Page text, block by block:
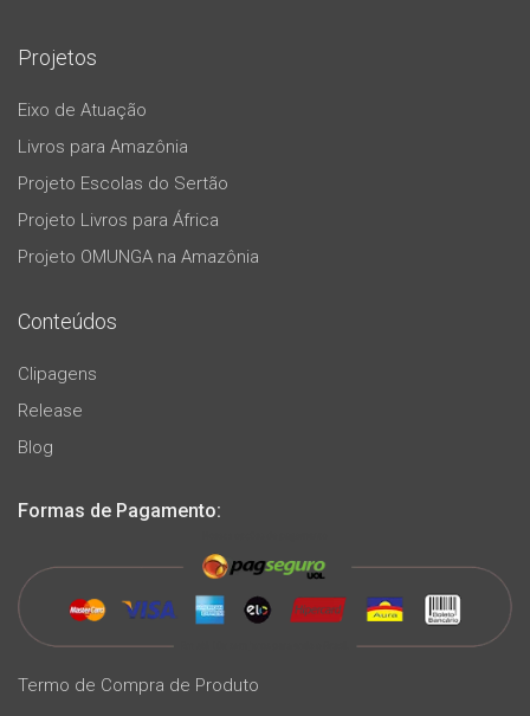
Projetos
Eixo de Atuação
Livros para Amazônia
Projeto Escolas do Sertão
Projeto Livros para África
Projeto OMUNGA na Amazônia
Conteúdos
Clipagens
Release
Blog
Formas de Pagamento:
Termo de Compra de Produto